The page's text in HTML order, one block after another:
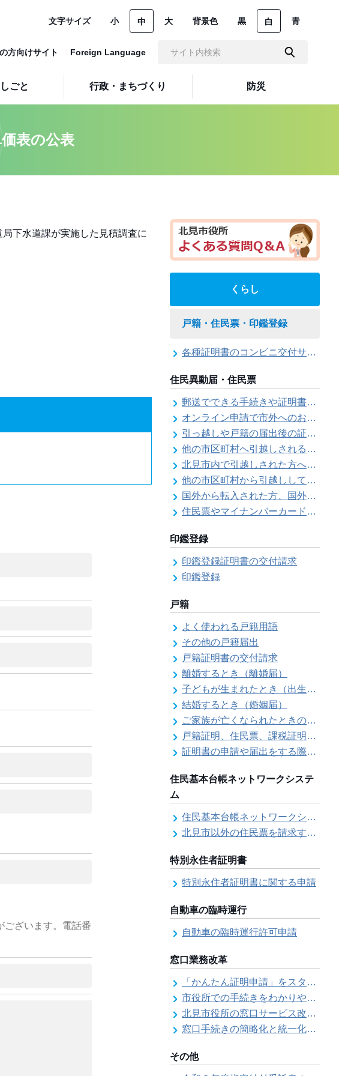
ごと 行政・まちづくり 防災
文字サイズ 小 中 大 背景色 黒 白 青
方向けサイト Foreign Language
表の公表
下水道課が実施した見積調査に
ございます。電話番
くらし
戸籍・住民票・印鑑登録
各種証明書のコンビニ交付サービス
住民異動届・住民票
郵送でできる手続きや証明書等の交付請求（住民票・戸籍・国民年金関係）
オンライン申請で市外へのお引越し手続き（転出届）ができます
引っ越しや戸籍の届出後の証明書発行可能日
他の市区町村へ引越しされる方へ（転出届）
北見市内で引越しされた方へ（転居届）
他の市区町村から引越しして来た方へ（転入届）
国外から転入された方、国外へ転出される方へ
住民票やマイナンバーカード、印鑑証明書に旧氏（旧姓）が併記できるようになりました！
印鑑登録
印鑑登録証明書の交付請求
印鑑登録
戸籍
よく使われる戸籍用語
その他の戸籍届出
戸籍証明書の交付請求
離婚するとき（離婚届）
子どもが生まれたとき（出生届）
結婚するとき（婚姻届）
ご家族が亡くなられたときの各種手続きのご案内（死亡届）
戸籍証明、住民票、課税証明書等の証明書を郵送で請求する際の本人確認
証明書の申請や届出をする際の本人確認
住民基本台帳ネットワークシステ
ム
住民基本台帳ネットワークシステム
北見市以外の住民票を請求する（住民票の広域交付）
特別永住者証明書
特別永住者証明書に関する申請
自動車の臨時運行
自動車の臨時運行許可申請
窓口業務改革
「かんたん証明申請」をスタートしました
市役所での手続きをわかりやすく！「手続きチェックシート」を導入しました
北見市役所の窓口サービス改善の取り組み経過
窓口手続きの簡略化と統一化の取り組みについて（ワンストップサービス推進事業）
その他